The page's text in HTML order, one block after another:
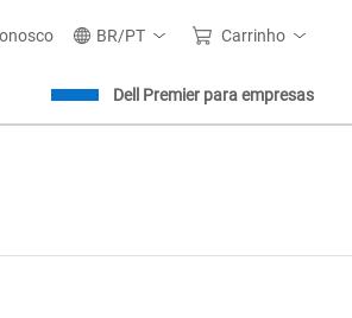
BR/PT Carrinho
Dell Premier para empresas